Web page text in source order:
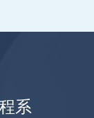
系